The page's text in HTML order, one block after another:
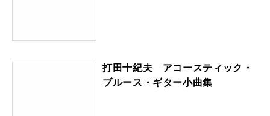
打田十紀夫 アコースティック・
ブルース・ギター小曲集